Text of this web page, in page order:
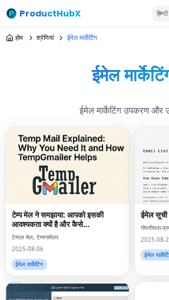
ProductHubX हिन्दी
होम श्रेणियां ईमेल मार्केटिंग
ईमेल
ईमेल मार्केटिंग उपकरण और
टेम्प मेल ने समझाया: आपको इसकी
आवश्यकता क्यों है और कैसे
Tempgmailer मदद करता है
टेम्पल मेल, टेम्पगामेलर
2025-08-06
ईमेल मार्केटिंग
ईमेल सूची
गोपनीयता-
2025-08-
ईमेल